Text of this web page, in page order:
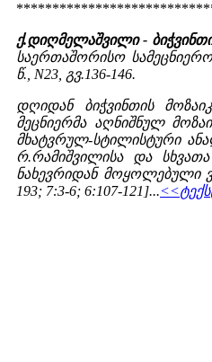
ქ.დიღმელაშვილი -
საერთაშორისო
წ., N23, გვ.136-146.
დღიდან ბიჭვინთის
მეცნიერმა აღნიშნულ
მხატვრულ-სტილისტური
რ.რამიშვილისა და
ნახევრიდან მოყოლებული
193; 7:3-6; 6:107-121]...